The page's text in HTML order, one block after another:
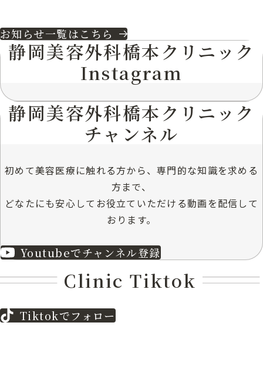
お知らせ一覧はこちら
静岡美容外科橋本クリニック
Instagram
静岡美容外科橋本クリニック
チャンネル
初めて美容医療に触れる方から、専門的な知識を求める
方まで、
どなたにも安心してお役立ていただける動画を配信して
おります。
Youtubeでチャンネル登録
Clinic Tiktok
Tiktokでフォロー